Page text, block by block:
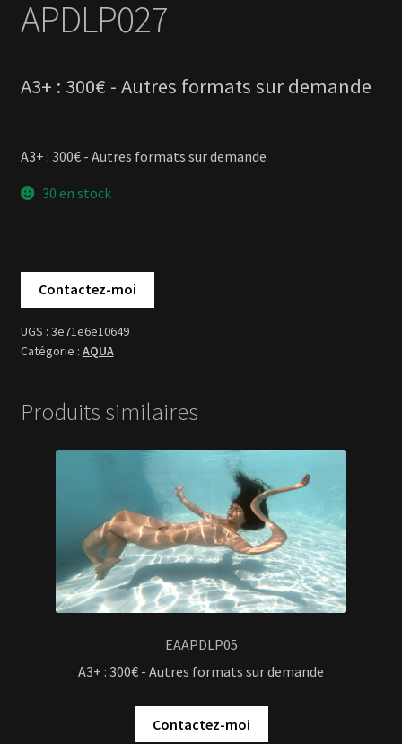
A3+ : 300€ - Autres formats sur demande
30 en stock
3e71e6e10649
AQUA
Produits similaires
EAAPDLP05
A3+ : 300€ - Autres formats sur demande
Contactez-moi